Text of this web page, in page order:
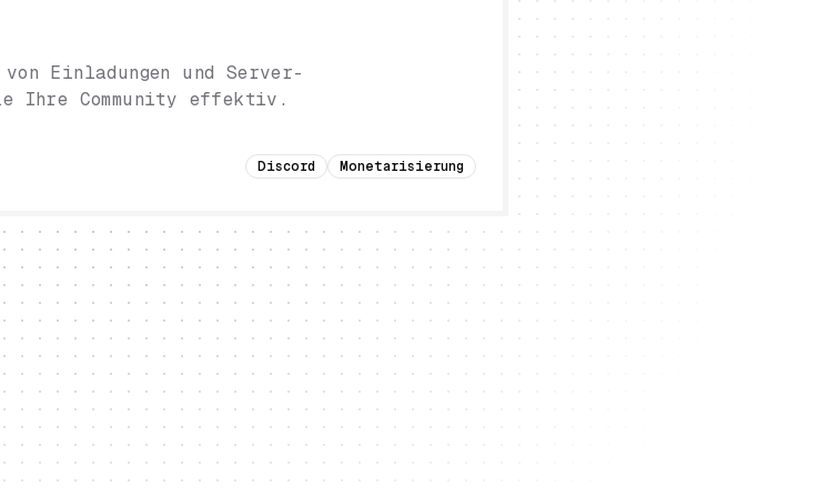
Einladungen und Server-
Ihre Community effektiv.
Discord Monetarisierung